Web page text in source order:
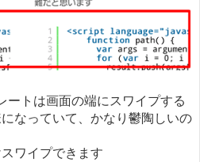
ートは画面の端にスワイプする
なっていて、かなり鬱陶しいの
ワイプできます